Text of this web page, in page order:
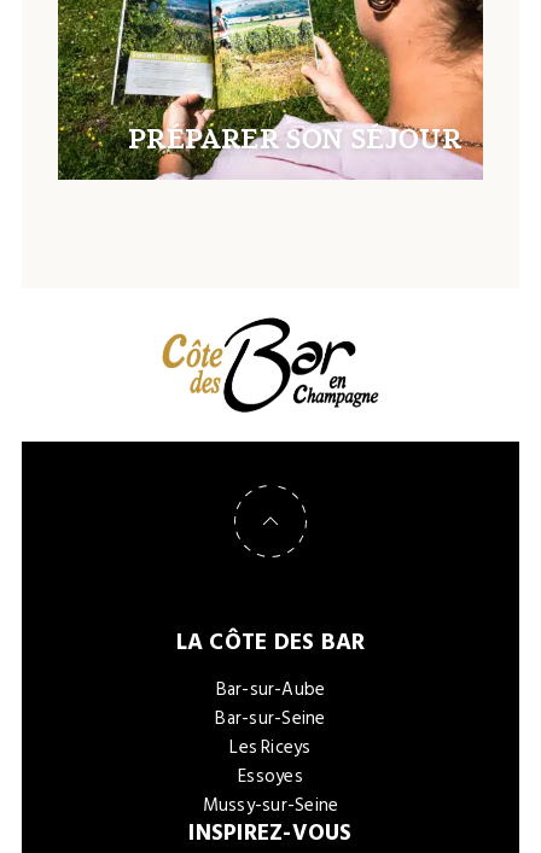
PRÉPARER SON SÉJOUR
LA CÔTE DES BAR
Bar-sur-Aube
Bar-sur-Seine
Les Riceys
Essoyes
Mussy-sur-Seine
INSPIREZ-VOUS
Retour en haut de page